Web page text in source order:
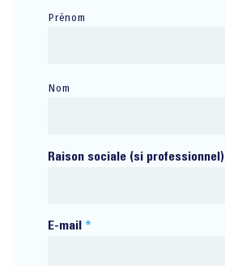
Prénom
Nom
Raison sociale (si professionnel)
E-mail *